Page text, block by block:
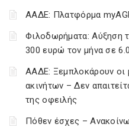
ΑΑΔΕ: Πλατφόρμα
Φιλοδωρήματα: Αύξηση
300 ευρώ τον μήνα σε
ΑΑΔΕ: Ξεμπλοκάρουν οι
ακινήτων – Δεν
της οφειλής
Πόθεν έσχες –